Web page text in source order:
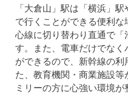
「大倉山」駅は「横浜」
で行くことができる便利
心線に切り替わり直通で「
す。また、電車だけでなく
ができるので、新幹線の利
た、教育機関・商業施設
ミリーの方に心強い環境が